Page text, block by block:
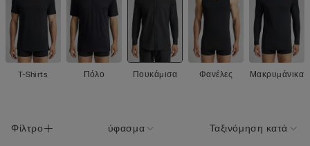
T-Shirts Πόλο Πουκάμισα Φανέλες Μακρυμάνικα
Φίλτρο ύφασμα Ταξινόμηση κατά